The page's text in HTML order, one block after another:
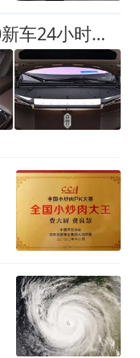
余承东：尊界V800、V680新车24小时大定突破3500台